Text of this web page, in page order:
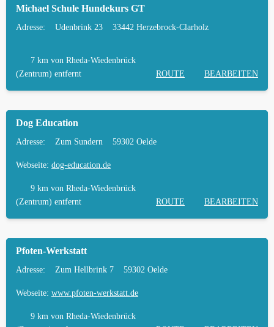
Michael Schule Hundekurs GT
Adresse: Udenbrink 23 33442 Herzebrock-Clarholz
7 km von Rheda-Wiedenbrück
(Zentrum) entfernt
ROUTE BEARBEITEN
Dog Education
Adresse: Zum Sundern 59302 Oelde
Webseite: dog-education.de
9 km von Rheda-Wiedenbrück
(Zentrum) entfernt
ROUTE BEARBEITEN
Pfoten-Werkstatt
Adresse: Zum Hellbrink 7 59302 Oelde
Webseite: www.pfoten-werkstatt.de
9 km von Rheda-Wiedenbrück